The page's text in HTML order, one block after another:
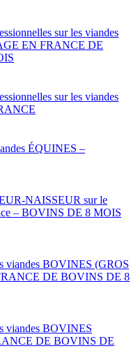
sur les viandes
EN FRANCE DE
sur les viandes
ÉQUINES –
NAISSEUR sur le
– BOVINS DE 8 MOIS
viandes BOVINES (GROS
DE BOVINS DE 8
viandes BOVINES
DE BOVINS DE